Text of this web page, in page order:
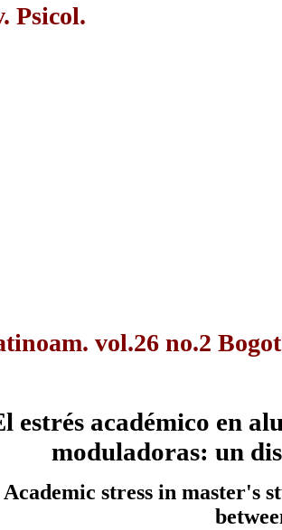
Psicol.
vol.26 no.2
estrés académico en
moduladoras: un
Academic stress in master's